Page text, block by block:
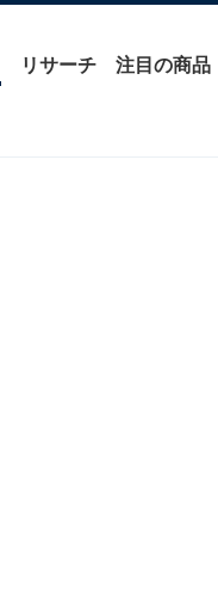
リサーチ 注目の商品